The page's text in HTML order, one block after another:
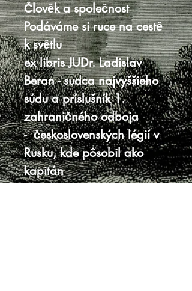
Člověk a společnost
Podáváme si ruce na cestě
k světlu
ex libris JUDr. Ladislav
Beran - sudca najvyššieho
súdu a príslušník 1.
zahraničného odboja
- československých légií v
Rusku, kde pôsobil ako
kapitán